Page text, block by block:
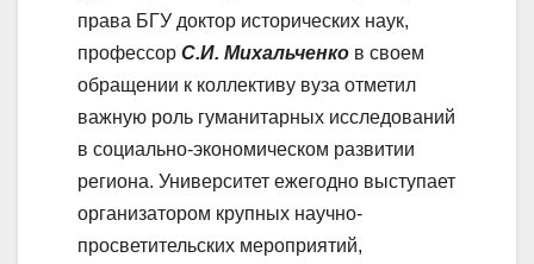
права БГУ доктор исторических наук,
профессор С.И. Михальченко в своем
обращении к коллективу вуза отметил
важную роль гуманитарных исследований
в социально-экономическом развитии
региона. Университет ежегодно выступает
организатором крупных научно-
просветительских мероприятий,